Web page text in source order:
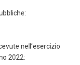
nell’esercizio
2022: